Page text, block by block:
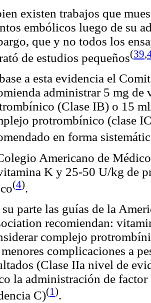
existen trabajos que
embólicos luego de su
que y no todos los
de estudios pequeños(39,
a esta evidencia el
administrar 5 mg
(Clase IB) o 15
protrombínico (clase
en forma
Americano de
K y 25-50 U/kg de
(4).
su parte las guías de la
recomiendan:
complejo
complicaciones a
(Clase IIa nivel de
la administración de
C)(1).